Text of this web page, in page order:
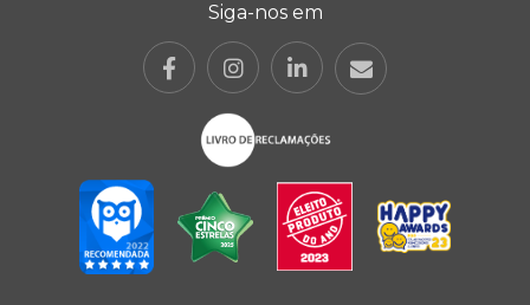
Siga-nos em